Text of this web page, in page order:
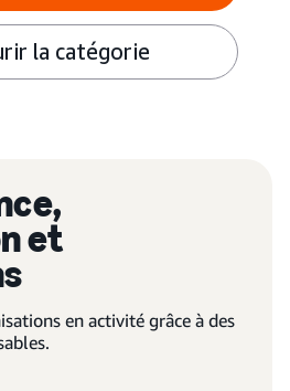
la catégorie
et
en activité grâce à des